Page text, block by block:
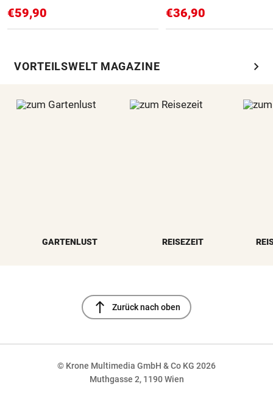
€59,90 €36,90
VORTEILSWELT MAGAZINE chevron_right
GARTENLUST REISEZEIT
north Zurück nach oben
© Krone Multimedia GmbH & Co KG 2026
Muthgasse 2, 1190 Wien